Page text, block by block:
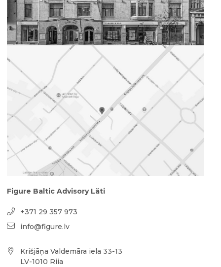
Figure Baltic Advisory Läti
+371 29 357 973
info@figure.lv
Krišjāņa Valdemāra iela 33-13
LV-1010 Riia